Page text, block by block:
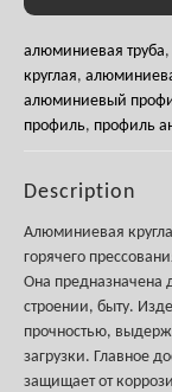
алюминиевая труба,
круглая,
алюминиевый
профиль, профиль
Description
Алюминиевая
горячего
Она предназначена
строении, быту.
прочностью,
загрузки. Главное
защищает от